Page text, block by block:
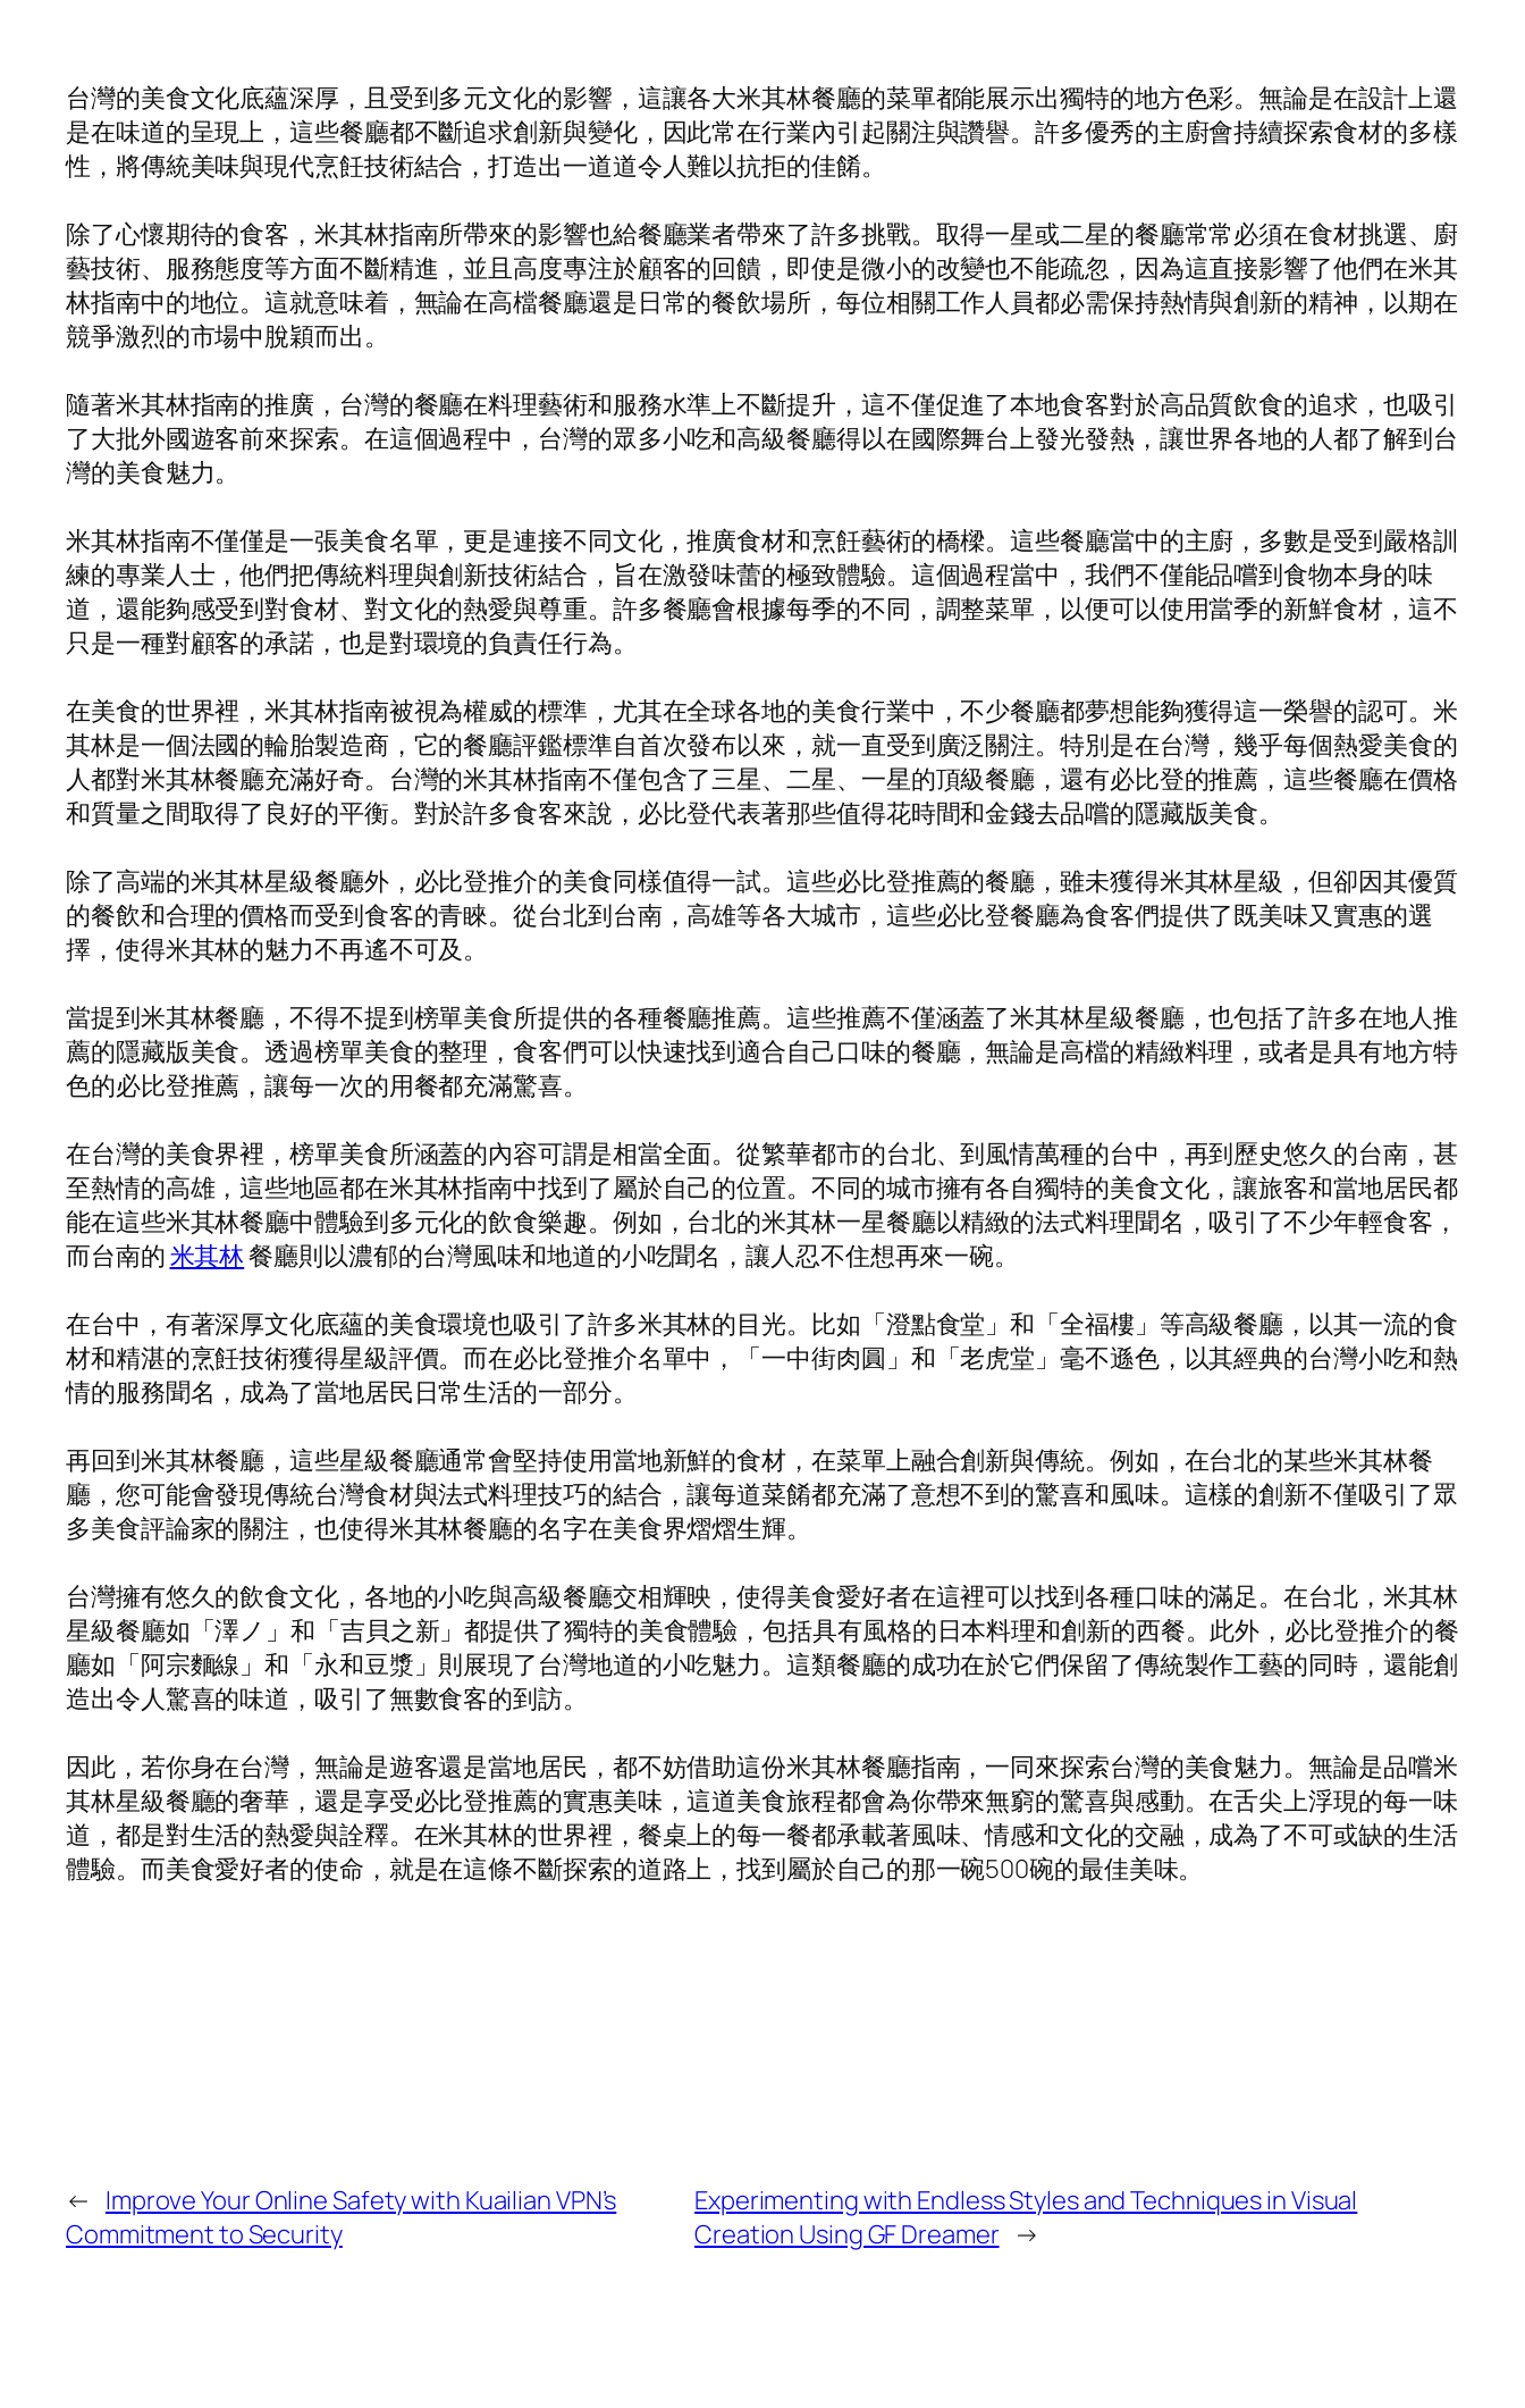
台灣的美食文化底蘊深厚，且受到多元文化的影響，這讓各大米其林餐廳的菜單都能展示出獨特的地方色彩。無論是在設計上還
是在味道的呈現上，這些餐廳都不斷追求創新與變化，因此常在行業內引起關注與讚譽。許多優秀的主廚會持續探索食材的多樣
性，將傳統美味與現代烹飪技術結合，打造出一道道令人難以抗拒的佳餚。
除了心懷期待的食客，米其林指南所帶來的影響也給餐廳業者帶來了許多挑戰。取得一星或二星的餐廳常常必須在食材挑選、廚
藝技術、服務態度等方面不斷精進，並且高度專注於顧客的回饋，即使是微小的改變也不能疏忽，因為這直接影響了他們在米其
林指南中的地位。這就意味着，無論在高檔餐廳還是日常的餐飲場所，每位相關工作人員都必需保持熱情與創新的精神，以期在
競爭激烈的市場中脫穎而出。
隨著米其林指南的推廣，台灣的餐廳在料理藝術和服務水準上不斷提升，這不僅促進了本地食客對於高品質飲食的追求，也吸引
了大批外國遊客前來探索。在這個過程中，台灣的眾多小吃和高級餐廳得以在國際舞台上發光發熱，讓世界各地的人都了解到台
灣的美食魅力。
米其林指南不僅僅是一張美食名單，更是連接不同文化，推廣食材和烹飪藝術的橋樑。這些餐廳當中的主廚，多數是受到嚴格訓
練的專業人士，他們把傳統料理與創新技術結合，旨在激發味蕾的極致體驗。這個過程當中，我們不僅能品嚐到食物本身的味
道，還能夠感受到對食材、對文化的熱愛與尊重。許多餐廳會根據每季的不同，調整菜單，以便可以使用當季的新鮮食材，這不
只是一種對顧客的承諾，也是對環境的負責任行為。
在美食的世界裡，米其林指南被視為權威的標準，尤其在全球各地的美食行業中，不少餐廳都夢想能夠獲得這一榮譽的認可。米
其林是一個法國的輪胎製造商，它的餐廳評鑑標準自首次發布以來，就一直受到廣泛關注。特別是在台灣，幾乎每個熱愛美食的
人都對米其林餐廳充滿好奇。台灣的米其林指南不僅包含了三星、二星、一星的頂級餐廳，還有必比登的推薦，這些餐廳在價格
和質量之間取得了良好的平衡。對於許多食客來說，必比登代表著那些值得花時間和金錢去品嚐的隱藏版美食。
除了高端的米其林星級餐廳外，必比登推介的美食同樣值得一試。這些必比登推薦的餐廳，雖未獲得米其林星級，但卻因其優質
的餐飲和合理的價格而受到食客的青睞。從台北到台南，高雄等各大城市，這些必比登餐廳為食客們提供了既美味又實惠的選
擇，使得米其林的魅力不再遙不可及。
當提到米其林餐廳，不得不提到榜單美食所提供的各種餐廳推薦。這些推薦不僅涵蓋了米其林星級餐廳，也包括了許多在地人推
薦的隱藏版美食。透過榜單美食的整理，食客們可以快速找到適合自己口味的餐廳，無論是高檔的精緻料理，或者是具有地方特
色的必比登推薦，讓每一次的用餐都充滿驚喜。
在台灣的美食界裡，榜單美食所涵蓋的內容可謂是相當全面。從繁華都市的台北、到風情萬種的台中，再到歷史悠久的台南，甚
至熱情的高雄，這些地區都在米其林指南中找到了屬於自己的位置。不同的城市擁有各自獨特的美食文化，讓旅客和當地居民都
能在這些米其林餐廳中體驗到多元化的飲食樂趣。例如，台北的米其林一星餐廳以精緻的法式料理聞名，吸引了不少年輕食客，
而台南的米其林餐廳則以濃郁的台灣風味和地道的小吃聞名，讓人忍不住想再來一碗。
在台中，有著深厚文化底蘊的美食環境也吸引了許多米其林的目光。比如「澄點食堂」和「全福樓」等高級餐廳，以其一流的食
材和精湛的烹飪技術獲得星級評價。而在必比登推介名單中，「一中街肉圓」和「老虎堂」毫不遜色，以其經典的台灣小吃和熱
情的服務聞名，成為了當地居民日常生活的一部分。
再回到米其林餐廳，這些星級餐廳通常會堅持使用當地新鮮的食材，在菜單上融合創新與傳統。例如，在台北的某些米其林餐
廳，您可能會發現傳統台灣食材與法式料理技巧的結合，讓每道菜餚都充滿了意想不到的驚喜和風味。這樣的創新不僅吸引了眾
多美食評論家的關注，也使得米其林餐廳的名字在美食界熠熠生輝。
台灣擁有悠久的飲食文化，各地的小吃與高級餐廳交相輝映，使得美食愛好者在這裡可以找到各種口味的滿足。在台北，米其林
星級餐廳如「澤ノ」和「吉貝之新」都提供了獨特的美食體驗，包括具有風格的日本料理和創新的西餐。此外，必比登推介的餐
廳如「阿宗麵線」和「永和豆漿」則展現了台灣地道的小吃魅力。這類餐廳的成功在於它們保留了傳統製作工藝的同時，還能創
造出令人驚喜的味道，吸引了無數食客的到訪。
因此，若你身在台灣，無論是遊客還是當地居民，都不妨借助這份米其林餐廳指南，一同來探索台灣的美食魅力。無論是品嚐米
其林星級餐廳的奢華，還是享受必比登推薦的實惠美味，這道美食旅程都會為你帶來無窮的驚喜與感動。在舌尖上浮現的每一味
道，都是對生活的熱愛與詮釋。在米其林的世界裡，餐桌上的每一餐都承載著風味、情感和文化的交融，成為了不可或缺的生活
體驗。而美食愛好者的使命，就是在這條不斷探索的道路上，找到屬於自己的那一碗500碗的最佳美味。
← Improve Your Online Safety with Kuailian VPN’s
Commitment to Security
Experimenting with Endless Styles and Techniques in Visual
Creation Using GF Dreamer →